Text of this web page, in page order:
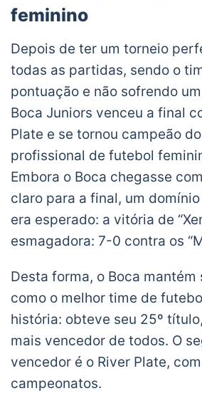
feminino
Depois de ter um torneio
todas as partidas, sendo o
pontuação e não sofrendo
Boca Juniors venceu a final
Plate e se tornou campeão
profissional de futebol
Embora o Boca chegasse
claro para a final, um
era esperado: a vitória de
esmagadora: 7-0 contra os
Desta forma, o Boca mantém
como o melhor time de
história: obteve seu 25º
mais vencedor de todos. O
vencedor é o River Plate, com
campeonatos.